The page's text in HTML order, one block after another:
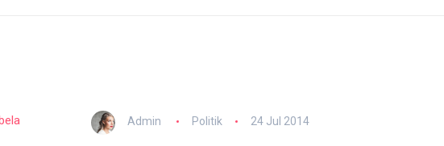
Admin Politik 24 Jul 2014